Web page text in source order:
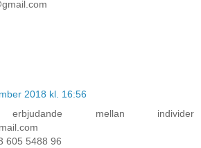
2018 kl. 16:56
erbjudande mellan individer
605 5488 96